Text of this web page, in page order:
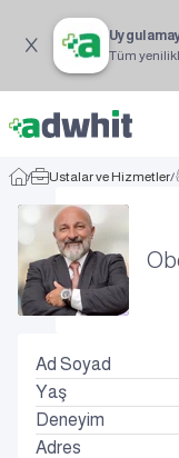
Tüm
/ Ustalar ve Hizmetler/
Ad Soyad
Yaş
Deneyim
Adres